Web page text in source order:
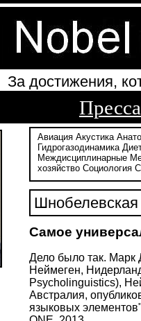
За достижения,
Пресса
Авиация Акустика
Гидрогазодинамика
Междисциплинарные
хозяйство Социология
Шнобелевская
Самое
Дело было так. Марк
Неймеген,
Psycholinguistics),
Австралия,
языковых